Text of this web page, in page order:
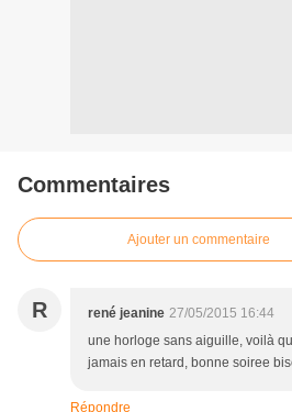
Commentaires
Ajouter un commentaire
R rené jeanine 27/05/2015 16:44
une horloge sans aiguille, voilà
jamais en retard, bonne soiree
Répondre